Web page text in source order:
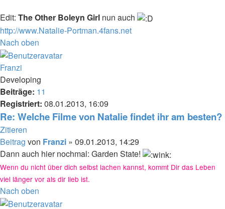
Edit: The Other Boleyn Girl nun auch
http://www.Natalie-Portman.4fans.net
Nach oben
Franzi
Developing
Beiträge: 11
Registriert: 08.01.2013, 16:09
Re: Welche Filme von Natalie findet ihr am besten?
Zitieren
Beitrag von Franzi » 09.01.2013, 14:29
Dann auch hier nochmal: Garden State!
Wenn du nicht über dich selbst lachen kannst, kommt Dir das Leben
viel länger vor als dir lieb ist.
Nach oben